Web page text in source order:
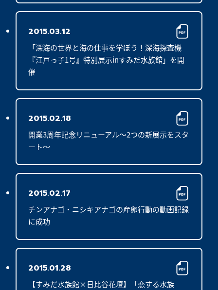
2015.03.12
「深海の世界と海の仕事を学ぼう！深海探査機
『江戸っ子1号』特別展示inすみだ水族館」を開
催
2015.02.18
開業3周年記念リニューアル～2つの新展示をスタ
ート～
2015.02.17
チンアナゴ・ニシキアナゴの産卵行動の動画記録
に成功
2015.01.28
【すみだ水族館×日比谷花壇】「恋する水族